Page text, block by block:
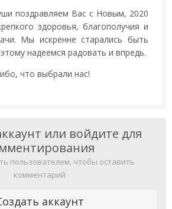
поздравляем Вас с Новым, 2020
здоровья, благополучия и
Мы искренне старались быть
надеемся радовать и впредь.
что выбрали нас!
или войдите для
пользователем, чтобы оставить
комментарий
аккаунт